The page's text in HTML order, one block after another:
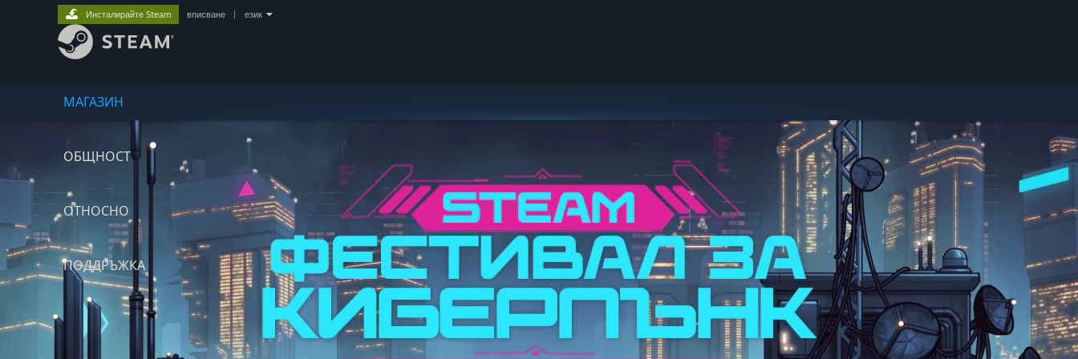
МАГАЗИН
ОБЩНОСТ
ОТНОСНО
ПОДДРЪЖКА
Инсталирайте Steam вписване език